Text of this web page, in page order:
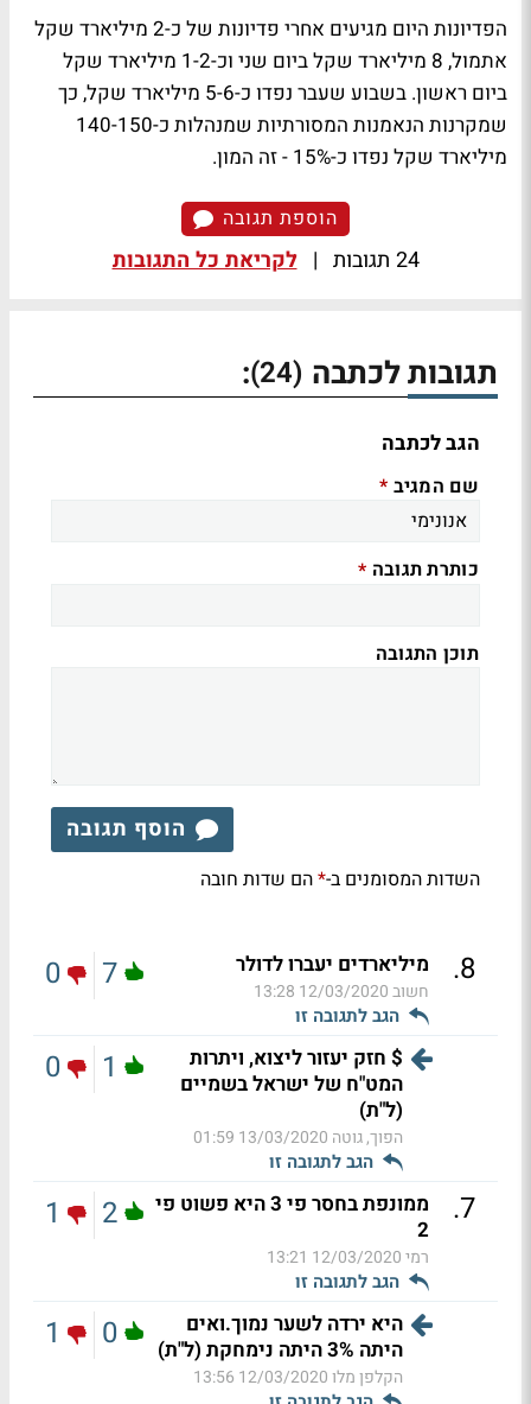
הפדיונות היום מגיעים אחרי פדיונות של כ-2 מיליארד שקל
אתמול, 8 מיליארד שקל ביום שני וכ-1-2 מיליארד שקל
ביום ראשון. בשבוע שעבר נפדו כ-5-6 מיליארד שקל, כך
שמקרנות הנאמנות המסורתיות שמנהלות כ-140-150
מיליארד שקל נפדו כ-15% - זה המון.
הוספת תגובה
24 תגובות | לקריאת כל התגובות
תגובות לכתבה (24)
:
הגב לכתבה
שם המגיב *
כותרת תגובה *
תוכן התגובה
הוסף תגובה
השדות המסומנים ב-*הם שדות חובה
8
. מיליארדים יעברו לדולר
חשוב12/03/2020 13:28
הגב לתגובה זו
7
0
$ חזק יעזור ליצוא, ויתרות
המט"ח של ישראל בשמיים
(ל"ת)
הפוך, גוטה 13/03/2020 01:59
הגב לתגובה זו
1
0
7
.
ממונפת בחסר פי 3 היא פשוט פי
2
רמי12/03/2020 13:21
הגב לתגובה זו
2
1
היא ירדה לשער נמוך.ואים
היתה 3% היתה נימחקת (ל"ת)
הקלפן מלו12/03/2020 13:56
0
1